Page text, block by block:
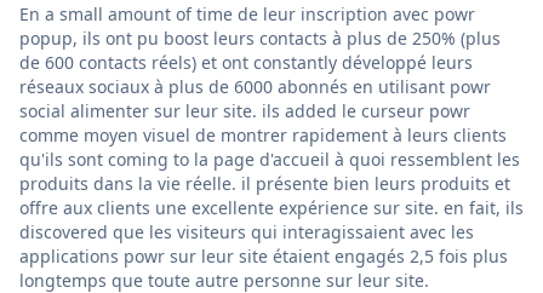
En a small amount of time de leur inscription avec powr
popup, ils ont pu boost leurs contacts à plus de 250% (plus
de 600 contacts réels) et ont constantly développé leurs
réseaux sociaux à plus de 6000 abonnés en utilisant powr
social alimenter sur leur site. ils added le curseur powr
comme moyen visuel de montrer rapidement à leurs clients
qu'ils sont coming to la page d'accueil à quoi ressemblent les
produits dans la vie réelle. il présente bien leurs produits et
offre aux clients une excellente expérience sur site. en fait, ils
discovered que les visiteurs qui interagissaient avec les
applications powr sur leur site étaient engagés 2,5 fois plus
longtemps que toute autre personne sur leur site.